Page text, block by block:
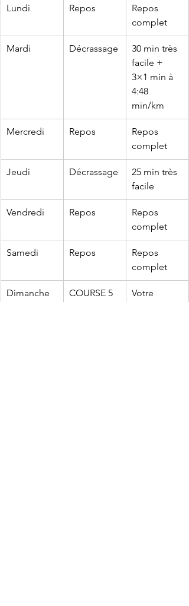
Lundi Repos
Repos
complet
Mardi Décrassage
30 min très
facile +
3×1 min à
4:48
min/km
Mercredi Repos
Repos
complet
Jeudi Décrassage
25 min très
facile
Vendredi Repos
Repos
complet
Samedi Repos
Repos
complet
Dimanche
COURSE 5
Votre